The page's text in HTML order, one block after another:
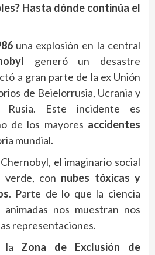
Hasta dónde continúa el
una explosión en la central
generó un desastre
a gran parte de la ex Unión
de Beielorrusia, Ucrania y
Rusia. Este incidente es
de los mayores accidentes
mundial.
el imaginario social
verde, con nubes tóxicas y
. Parte de lo que la ciencia
nos muestran nos
representaciones.
la Zona de Exclusión de